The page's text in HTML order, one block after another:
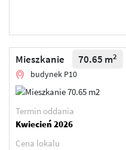
Mieszkanie 70.65 m2
budynek P10
Termin oddania
Kwiecień 2026
Cena lokalu